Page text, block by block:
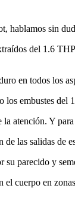
hablamos sin
del 1.6
en todos los
los embustes del
atención. Y
las salidas
su parecido y
cuerpo en